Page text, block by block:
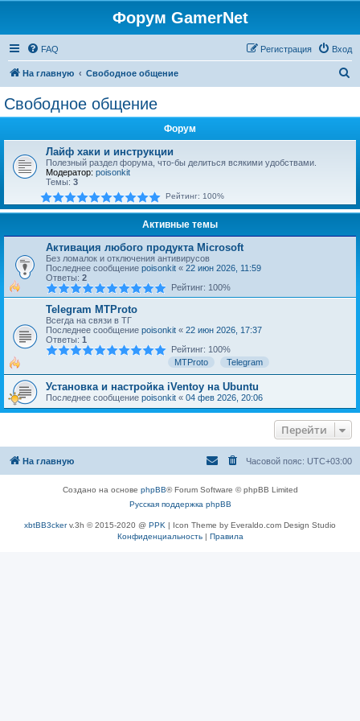
Форум GamerNet
FAQ Вход
Регистрация
На главную Свободное общение
Свободное общение
Форум
Лайф хаки и инструкции
Полезный раздел форума, что-бы делиться всякими удобствами.
Модератор: poisonkit
Темы: 3
Рейтинг: 100%
Активные темы
Активация любого продукта Microsoft
Без ломалок и отключения антивирусов
Последнее сообщение poisonkit « 22 июн 2026, 11:59
Ответы: 2
Рейтинг: 100%
Telegram MTProto
Всегда на связи в ТГ
Последнее сообщение poisonkit « 22 июн 2026, 17:37
Ответы: 1
Рейтинг: 100%
MTProto
Telegram
Установка и настройка iVentoy на Ubuntu
Последнее сообщение poisonkit « 04 фев 2026, 20:06
Перейти
На главную Часовой пояс: UTC+03:00
Создано на основе phpBB® Forum Software © phpBB Limited
Русская поддержка phpBB
xbtBB3ckerv.3h © 2015-2020 @ PPK | Icon Theme by Everaldo.com Design Studio
Конфиденциальность| Правила